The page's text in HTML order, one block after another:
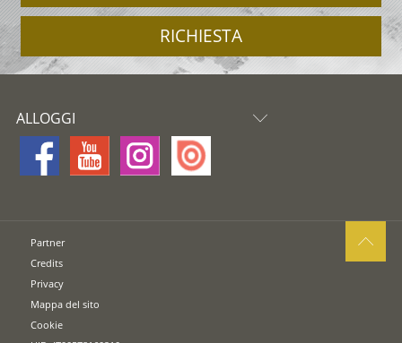
RICHIESTA
ALLOGGI
Partner
Credits
Privacy
Mappa del sito
Cookie